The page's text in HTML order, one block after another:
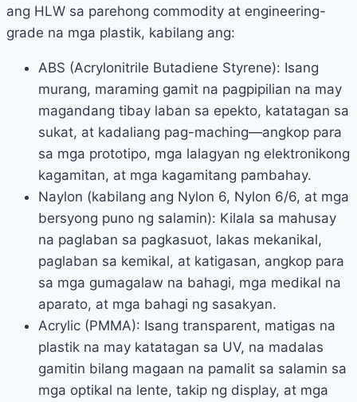
ang HLW sa parehong commodity at engineering-
grade na mga plastik, kabilang ang:
ABS (Acrylonitrile Butadiene Styrene): Isang
murang, maraming gamit na pagpipilian na may
magandang tibay laban sa epekto, katatagan sa
sukat, at kadaliang pag-maching—angkop para
sa mga prototipo, mga lalagyan ng elektronikong
kagamitan, at mga kagamitang pambahay.
Naylon (kabilang ang Nylon 6, Nylon 6/6, at mga
bersyong puno ng salamin): Kilala sa mahusay
na paglaban sa pagkasuot, lakas mekanikal,
paglaban sa kemikal, at katigasan, angkop para
sa mga gumagalaw na bahagi, mga medikal na
aparato, at mga bahagi ng sasakyan.
Acrylic (PMMA): Isang transparent, matigas na
plastik na may katatagan sa UV, na madalas
gamitin bilang magaan na pamalit sa salamin sa
mga optikal na lente, takip ng display, at mga